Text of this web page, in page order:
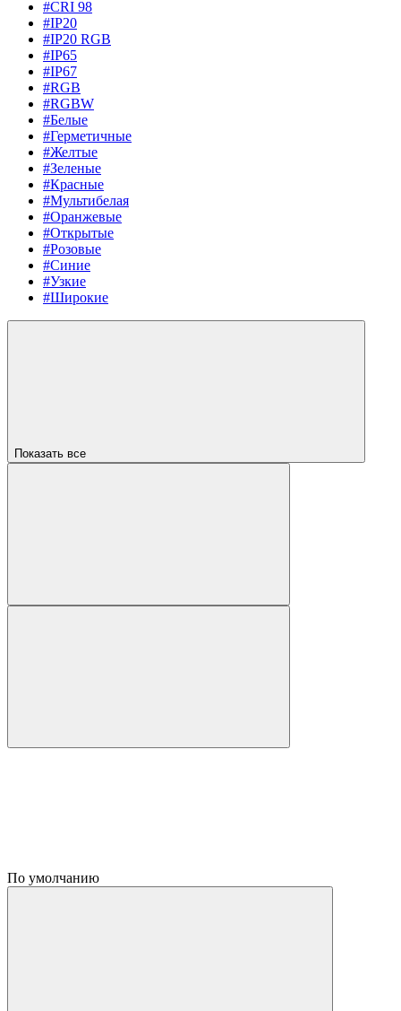
#CRI 98
#IP20
#IP20 RGB
#IP65
#IP67
#RGB
#RGBW
#Белые
#Герметичные
#Желтые
#Зеленые
#Красные
#Мультибелая
#Оранжевые
#Открытые
#Розовые
#Синие
#Узкие
#Широкие
Показать все
По умолчанию